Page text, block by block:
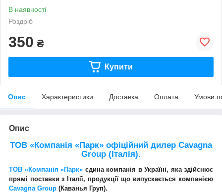
В наявності
Роздріб
350 ₴
Купити
Опис Характеристики Доставка Оплата Умови
Опис
ТОВ «Компанія «Парк» офіційний дилер Cavagna
Group (Італія).
ТОВ «Компанія «Парк» єдина компанія в Україні, яка здійснює
прямі поставки з Італії, продукції що випускається компанією
Cavagna Group (Каванья Груп).